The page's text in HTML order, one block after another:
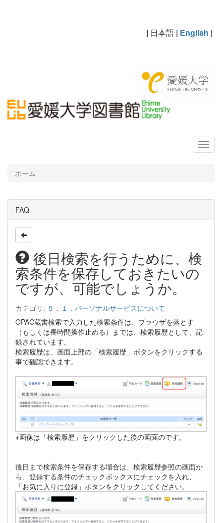
| 日本語 | English |
ホーム
FAQ
後日検索を行うために、検
索条件を保存しておきたいの
ですが、可能でしょうか。
カテゴリ: ５．１．パーソナルサービスについて
OPAC蔵書検索で入力した検索条件は、ブラウザを落とす
（もしくは長時間操作止める）までは、検索履歴として、記
録されています。
検索履歴は、画面上部の「検索履歴」ボタンをクリックする
事で確認できます。
※画像は「検索履歴」をクリックした後の画面のです。
後日まで検索条件を保存する場合は、検索履歴参照の画面か
ら、登録する条件のチェックボックスにチェックを入れ、
「お気に入りに登録」ボタンをクリックしてください。